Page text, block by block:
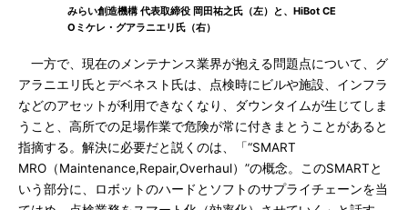
みらい創造機構 代表取締役 岡田祐之氏（左）と、HiBot CE
Oミケレ・グアラニエリ氏（右）
一方で、現在のメンテナンス業界が抱える問題点について、グ
アラニエリ氏とデベネスト氏は、点検時にビルや施設、インフラ
などのアセットが利用できなくなり、ダウンタイムが生じてしま
うこと、高所での足場作業で危険が常に付きまとうことがあると
指摘する。解決に必要だと説くのは、「“SMART
MRO（Maintenance,Repair,Overhaul）”の概念。このSMARTと
いう部分に、ロボットのハードとソフトのサプライチェーンを当